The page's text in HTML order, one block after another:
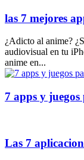
las 7 mejores
¿Adicto al anime?
audiovisual en tu
anime en...
7 apps y
Las 7